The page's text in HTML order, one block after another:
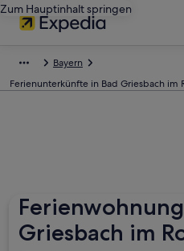
Zum Hauptinhalt springen
Bayern
Ferienunterkünfte in Bad Griesbach im
Griesbach im